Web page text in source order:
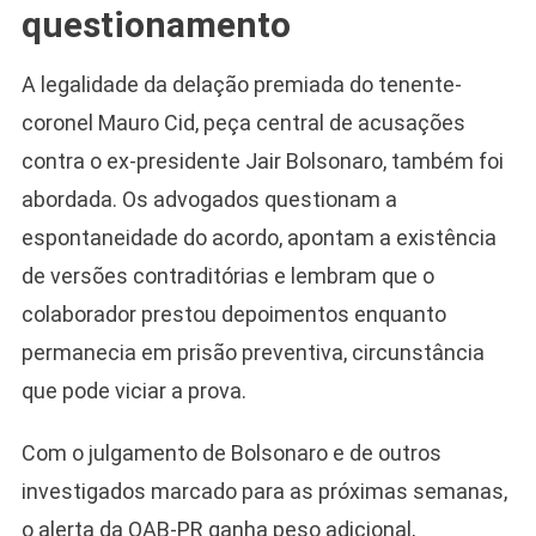
questionamento
A legalidade da delação premiada do tenente-
coronel Mauro Cid, peça central de acusações
contra o ex-presidente Jair Bolsonaro, também foi
abordada. Os advogados questionam a
espontaneidade do acordo, apontam a existência
de versões contraditórias e lembram que o
colaborador prestou depoimentos enquanto
permanecia em prisão preventiva, circunstância
que pode viciar a prova.
Com o julgamento de Bolsonaro e de outros
investigados marcado para as próximas semanas,
o alerta da OAB-PR ganha peso adicional,